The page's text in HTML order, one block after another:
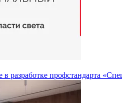
разработке профстандарта